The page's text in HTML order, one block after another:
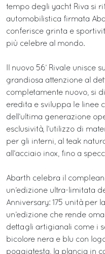
tempo degli yacht Riva si
automobilistica firmata
conferisce grinta e
più celebre al mondo.
Il nuovo 56’ Rivale unisce
grandiosa attenzione al
completamente nuovo, si
eredita e sviluppa le linee
dell’ultima generazione
esclusività, l’utilizzo di
per gli interni, al teak
all’acciaio inox, fino a
Abarth celebra il
un’edizione ultra-limitata
Anniversary: 175 unità per
un’edizione che rende
dettagli artigianali come i
bicolore nera e blu con
poggiatesta, la plancia in